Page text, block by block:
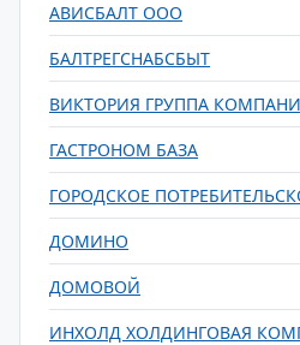
АВИСБАЛТ ООО
БАЛТРЕГСНАБСБЫТ
ВИКТОРИЯ ГРУППА
ГАСТРОНОМ БАЗА
ГОРОДСКОЕ
ДОМИНО
ДОМОВОЙ
ИНХОЛД ХОЛДИНГОВАЯ